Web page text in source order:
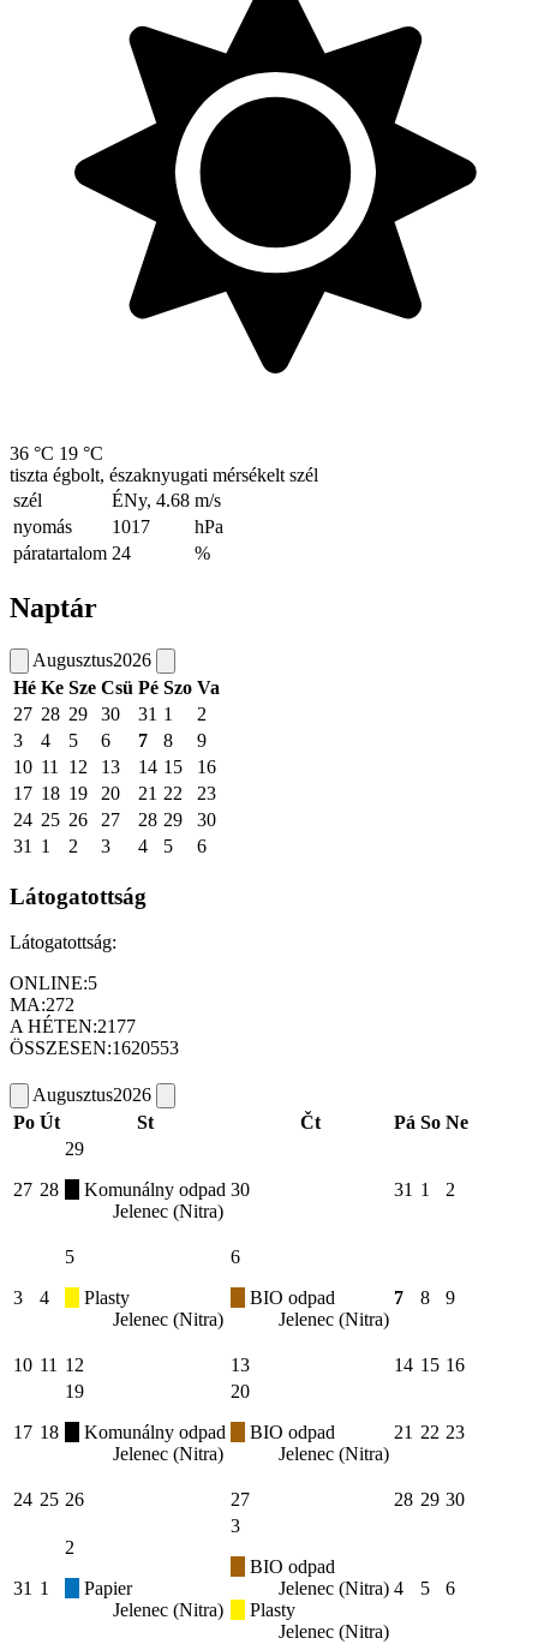
36 °C 19 °C
tiszta égbolt, északnyugati mérsékelt szél
szél
ÉNy, 4.68 m/s
nyomás
1017
hPa
páratartalom 24 %
Naptár
Augusztus2026
Hé Ke Sze Csü Pé Szo Va
27 28 29 30 31 1
2
3
4 5 6 7 8
9
10 11 12 13 14 15
16
17 18 19 20 21 22
23
24 25 26 27 28 29
30
31
1 2 3 4 5 6
Látogatottság
Látogatottság:
ONLINE:5
MA:272
A HÉTEN:2177
ÖSSZESEN:1620553
Augusztus2026
Po Út St Čt Pá So Ne
27 28
29
Komunálny odpad
Jelenec (Nitra)
30 31 1 2
3 4
5
Plasty
Jelenec (Nitra)
6
BIO odpad
Jelenec (Nitra)
7 8 9
10 11 12 13 14 15 16
17 18
19
Komunálny odpad
Jelenec (Nitra)
20
BIO odpad
Jelenec (Nitra)
21 22 23
24 25 26 27 28 29 30
31 1
2
Papier
Jelenec (Nitra)
3
BIO odpad
Jelenec (Nitra)
Plasty
Jelenec (Nitra)
4 5 6